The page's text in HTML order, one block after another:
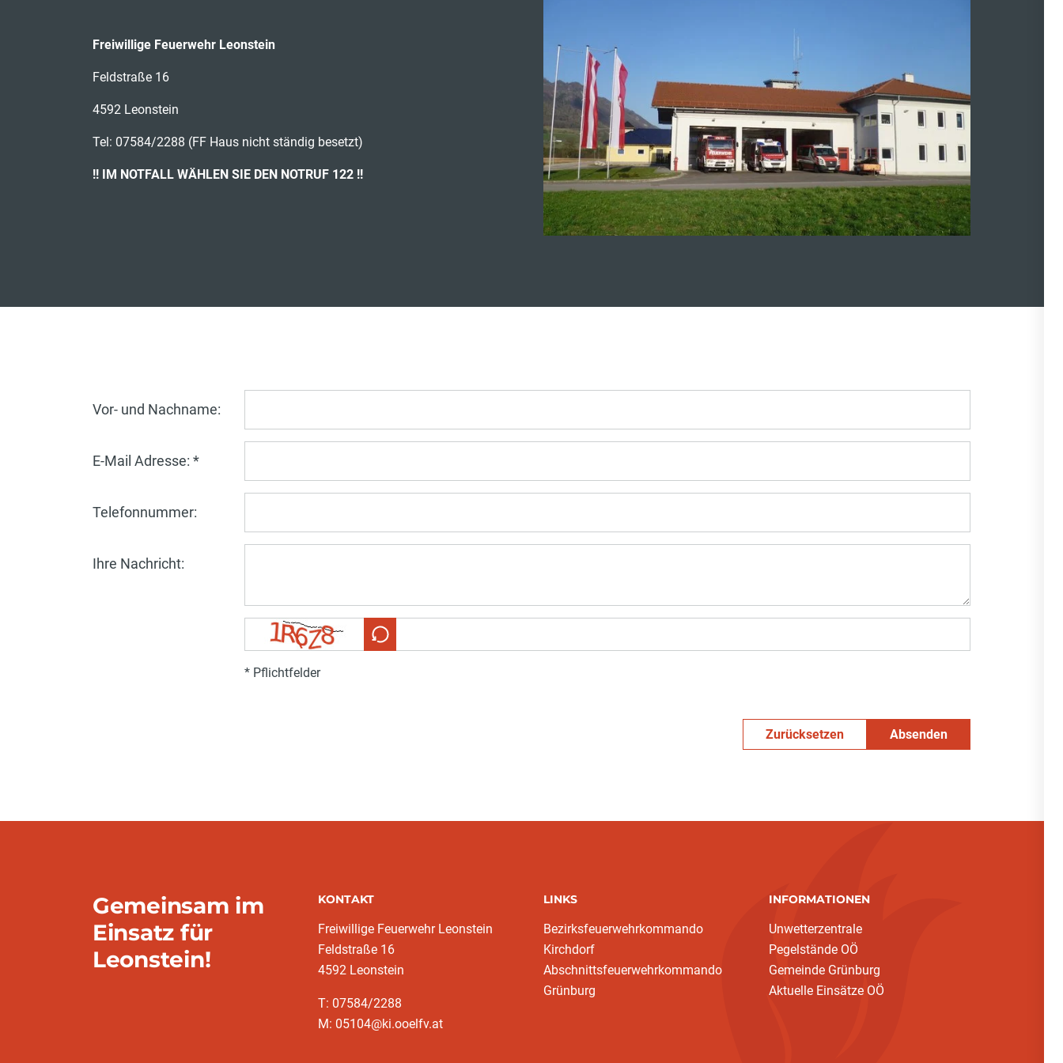
Freiwillige Feuerwehr Leonstein
Feldstraße 16
4592 Leonstein
Tel: 07584/2288 (FF Haus nicht ständig besetzt)
!! IM NOTFALL WÄHLEN SIE DEN NOTRUF 122 !!
Vor- und Nachname:
E-Mail Adresse: *
Telefonnummer:
Ihre Nachricht:
* Pflichtfelder
Zurücksetzen Absenden
Gemeinsam im
Einsatz für
Leonstein!
KONTAKT
Freiwillige Feuerwehr Leonstein
Feldstraße 16
4592 Leonstein
T: 07584/2288
M: 05104@ki.ooelfv.at
LINKS
Bezirksfeuerwehrkommando
Kirchdorf
Abschnittsfeuerwehrkommando
Grünburg
INFORMATIONEN
Unwetterzentrale
Pegelstände OÖ
Gemeinde Grünburg
Aktuelle Einsätze OÖ